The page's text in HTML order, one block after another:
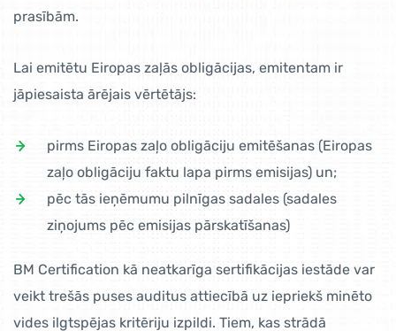
prasībām.
Lai emitētu Eiropas zaļās obligācijas, emitentam ir
jāpiesaista ārējais vērtētājs:
pirms Eiropas zaļo obligāciju emitēšanas (Eiropas
zaļo obligāciju faktu lapa pirms emisijas) un;
pēc tās ieņēmumu pilnīgas sadales (sadales
ziņojums pēc emisijas pārskatīšanas)
BM Certification kā neatkarīga sertifikācijas iestāde var
veikt trešās puses auditus attiecībā uz iepriekš minēto
vides ilgtspējas kritēriju izpildi. Tiem, kas strādā